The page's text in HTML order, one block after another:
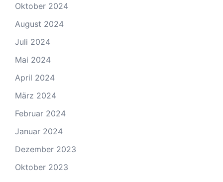
Oktober 2024
August 2024
Juli 2024
Mai 2024
April 2024
März 2024
Februar 2024
Januar 2024
Dezember 2023
Oktober 2023